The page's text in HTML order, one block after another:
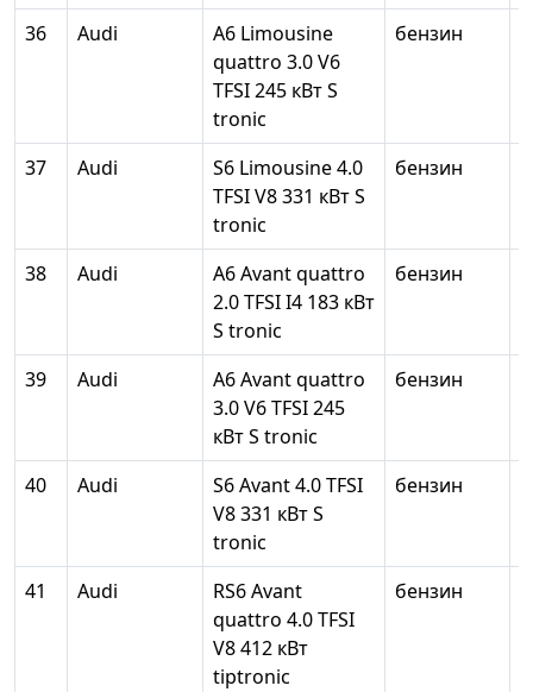
36 Audi
A6 Limousine
quattro 3.0 V6
TFSI 245 кВт S
tronic
бензин
37 Audi
S6 Limousine 4.0
TFSI V8 331 кВт S
tronic
бензин
38 Audi
A6 Avant quattro
2.0 TFSI I4 183 кВт
S tronic
бензин
39 Audi
A6 Avant quattro
3.0 V6 TFSI 245
кВт S tronic
бензин
40 Audi
S6 Avant 4.0 TFSI
V8 331 кВт S
tronic
бензин
41 Audi
RS6 Avant
quattro 4.0 TFSI
V8 412 кВт
tiptronic
бензин